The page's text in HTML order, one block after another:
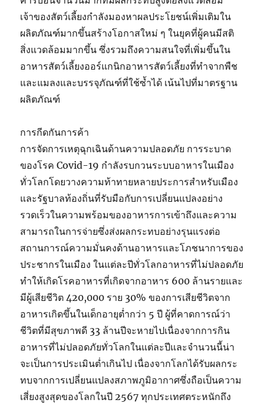
เจ้าของสัตว์เลี้ยงกำลังมองหาผลประโยชน์เพิ่มเติมใน
ผลิตภัณฑ์มากขึ้นสร้างโอกาสใหม่ ๆ ในยุคที่ผู้คนมีสติ
สิ่งแวดล้อมมากขึ้น ซึ่งรวมถึงความสนใจที่เพิ่มขึ้นใน
อาหารสัตว์เลี้ยงออร์แกนิกอาหารสัตว์เลี้ยงที่ทำจากพืช
และแมลงและบรรจุภัณฑ์ที่ใช้ซ้ำได้ เน้นไปที่มาตรฐาน
ผลิตภัณฑ์
การกีดกันการค้า
การจัดการเหตุฉุกเฉินด้านความปลอดภัย การระบาด
ของโรค Covid-19 กำลังรบกวนระบบอาหารในเมือง
ทั่วโลกโดยวางความท้าทายหลายประการสำหรับเมือง
และรัฐบาลท้องถิ่นที่รับมือกับการเปลี่ยนแปลงอย่าง
รวดเร็วในความพร้อมของอาหารการเข้าถึงและความ
สามารถในการจ่ายซึ่งส่งผลกระทบอย่างรุนแรงต่อ
สถานการณ์ความมั่นคงด้านอาหารและโภชนาการของ
ประชากรในเมือง ในแต่ละปีทั่วโลกอาหารที่ไม่ปลอดภัย
ทำให้เกิดโรคอาหารที่เกิดจากอาหาร 600 ล้านรายและ
มีผู้เสียชีวิต 420,000 ราย 30% ของการเสียชีวิตจาก
อาหารเกิดขึ้นในเด็กอายุต่ำกว่า 5 ปี ผู้ที่คาดการณ์ว่า
ชีวิตที่มีสุขภาพดี 33 ล้านปีจะหายไปเนื่องจากการกิน
อาหารที่ไม่ปลอดภัยทั่วโลกในแต่ละปีและจำนวนนี้น่า
จะเป็นการประเมินต่ำเกินไป เนื่องจากโลกได้รับผลกระ
ทบจากการเปลี่ยนแปลงสภาพภูมิอากาศซึ่งถือเป็นความ
เสี่ยงสูงสุดของโลกในปี 2567 ทุกประเทศตระหนักถึง